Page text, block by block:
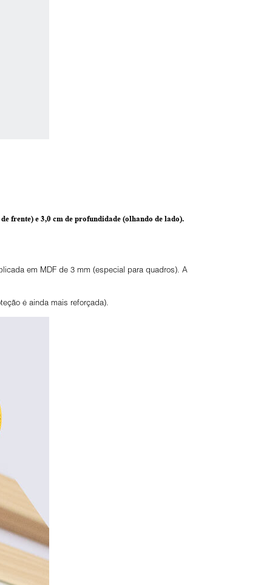
frente) e 3,0 cm de profundidade (olhando de lado).
em MDF de 3 mm (especial para quadros). A
é ainda mais reforçada).